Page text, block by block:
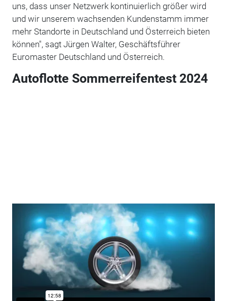
uns, dass unser Netzwerk kontinuierlich größer wird
und wir unserem wachsenden Kundenstamm immer
mehr Standorte in Deutschland und Österreich bieten
können", sagt Jürgen Walter, Geschäftsführer
Euromaster Deutschland und Österreich.
Autoflotte Sommerreifentest 2024